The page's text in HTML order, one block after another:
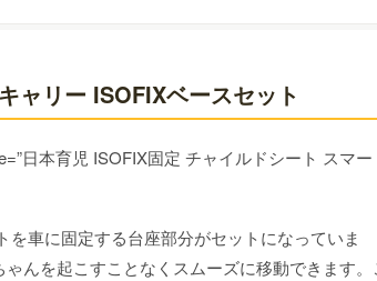
ャリー ISOFIXベースセット
日本育児 ISOFIX固定 チャイルドシート スマ
車に固定する台座部分がセットになっていま
んを起こすことなくスムーズに移動できます。